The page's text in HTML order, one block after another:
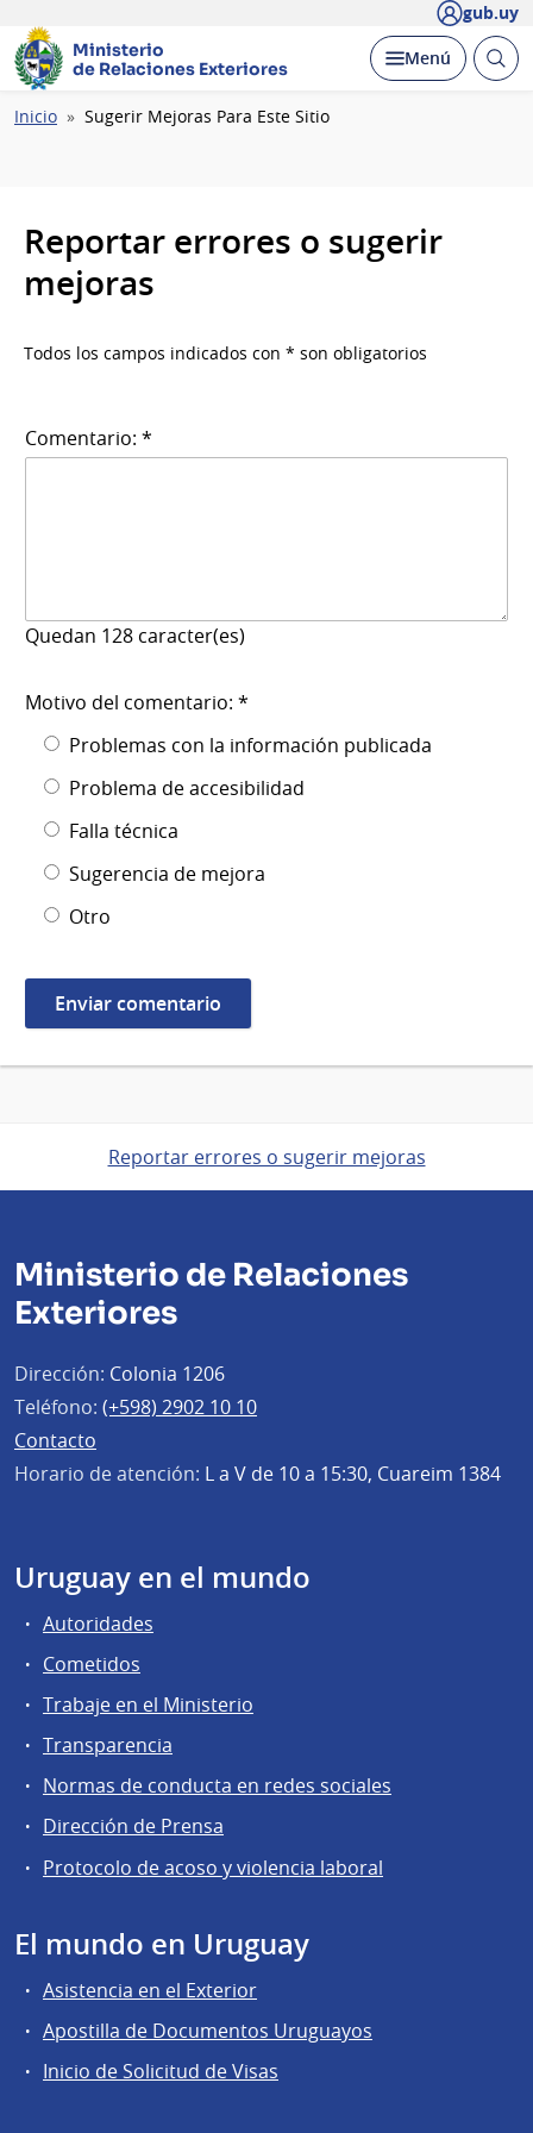
gub.uy
Ministerio
de Relaciones Exteriores
Desplegar
Menú Abrir
Ruta
Inicio Sugerir Mejoras Para Este Sitio
Reportar errores o sugerir
mejoras
Todos los campos indicados con * son obligatorios
Comentario: *
Quedan 128 caracter(es)
Motivo del comentario: *
Problemas con la información publicada
Problema de accesibilidad
Falla técnica
Sugerencia de mejora
Otro
Reportar errores o sugerir mejoras
Ministerio de Relaciones
Exteriores
Dirección: Colonia 1206
Teléfono: (+598) 2902 10 10
Contacto
Horario de atención: L a V de 10 a 15:30, Cuareim 1384
Uruguay en el mundo
Autoridades
Cometidos
Trabaje en el Ministerio
Transparencia
Normas de conducta en redes sociales
Dirección de Prensa
Protocolo de acoso y violencia laboral
El mundo en Uruguay
Asistencia en el Exterior
Apostilla de Documentos Uruguayos
Inicio de Solicitud de Visas